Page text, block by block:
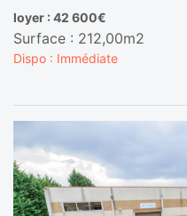
loyer : 42 600€
Surface : 212,00m2
Dispo : Immédiate